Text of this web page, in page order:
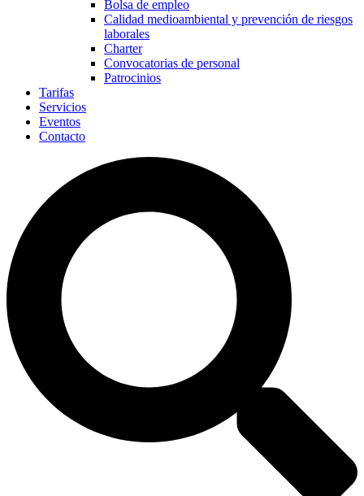
Bolsa de empleo
Calidad medioambiental y prevención de riesgos
laborales
Charter
Convocatorias de personal
Patrocinios
Tarifas
Servicios
Eventos
Contacto